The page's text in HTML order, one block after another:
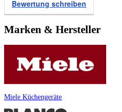
Bewertung schreiben
Marken & Hersteller
Miele Küchengeräte